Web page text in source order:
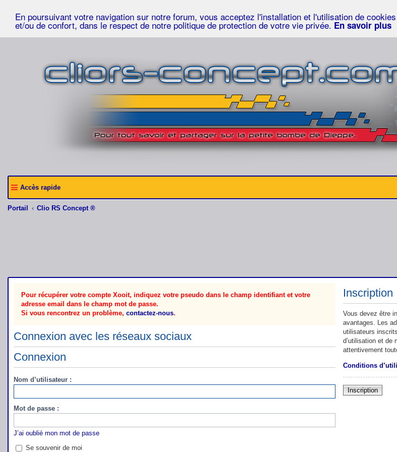
En poursuivant votre navigation sur notre forum, vous acceptez l'installation et l'utilisation de
et/ou de confort, dans le respect de notre politique de protection de votre vie privée. En savoir plus
Accès rapide
Portail Clio RS Concept ®
Pour récupérer votre compte Xooit, indiquez votre pseudo dans le champ identifiant et votre
adresse email dans le champ mot de passe.
Si vous rencontrez un problème, contactez-nous.
Connexion avec les réseaux sociaux
Connexion
Nom d’utilisateur :
Mot de passe :
J’ai oublié mon mot de passe
Se souvenir de moi
Inscription
Vous devez être
avantages. Les
utilisateurs
d’utilisation et de
attentivement
Conditions
Inscription